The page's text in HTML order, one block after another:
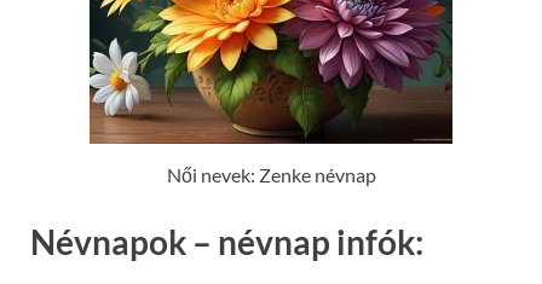
Női nevek: Zenke névnap
Névnapok – névnap infók: